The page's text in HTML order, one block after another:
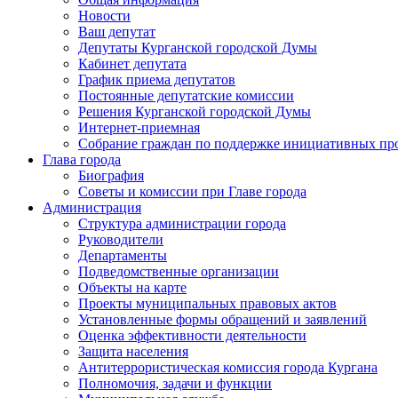
Новости
Ваш депутат
Депутаты Курганской городской Думы
Кабинет депутата
График приема депутатов
Постоянные депутатские комиссии
Решения Курганской городской Думы
Интернет-приемная
Собрание граждан по поддержке инициативных
Глава города
Биография
Советы и комиссии при Главе города
Администрация
Структура администрации города
Руководители
Департаменты
Подведомственные организации
Объекты на карте
Проекты муниципальных правовых актов
Установленные формы обращений и заявлений
Оценка эффективности деятельности
Защита населения
Антитеррористическая комиссия города Кургана
Полномочия, задачи и функции